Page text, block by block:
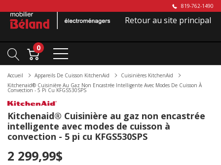
819-762-1490
Retour au site principal
0
Accueil Appareils De Cuisson KitchenAid
Cuisinières KitchenAid
Kitchenaid® Cuisinière Au Gaz Non Encastrée Intelligente Avec Modes De Cuisson À
Convection - 5 Pi Cu KFGS530SPS
Kitchenaid® Cuisinière au gaz non encastrée
intelligente avec modes de cuisson à
convection - 5 pi cu KFGS530SPS
2 299,99$